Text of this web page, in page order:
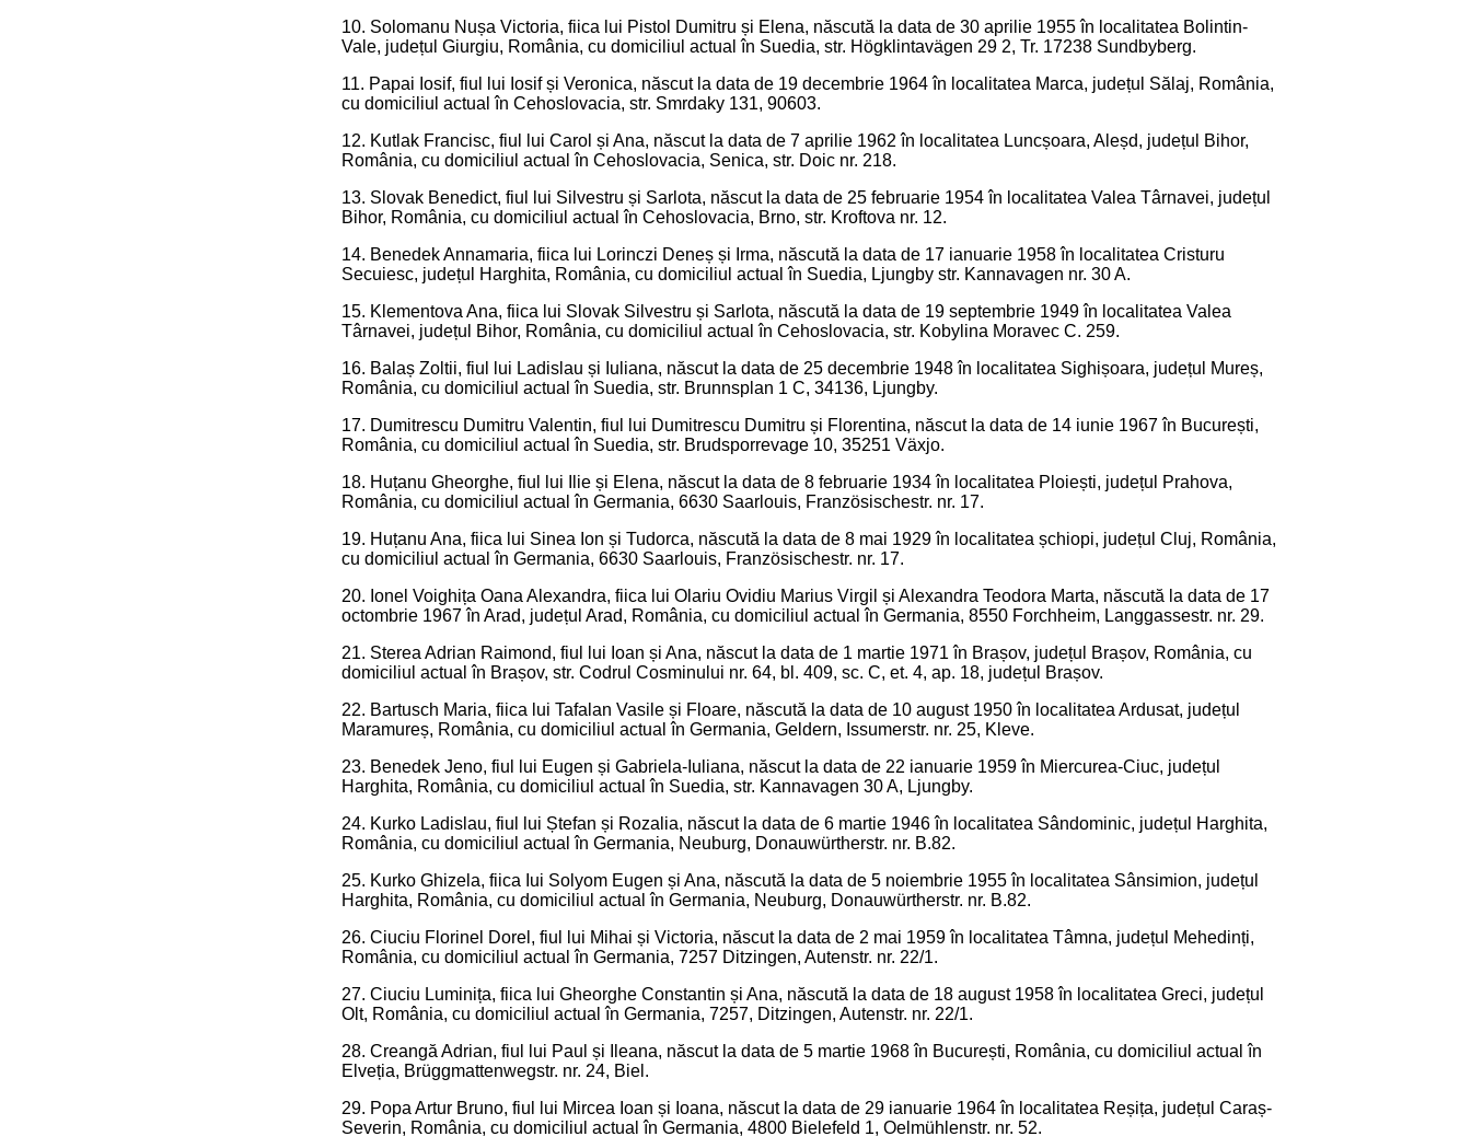
10. Solomanu Nușa Victoria, fiica lui Pistol Dumitru și Elena, născută la data de 30 aprilie 1955 în localitatea Bolintin-
Vale, județul Giurgiu, România, cu domiciliul actual în Suedia, str. Högklintavägen 29 2, Tr. 17238 Sundbyberg.
11. Papai Iosif, fiul lui Iosif și Veronica, născut la data de 19 decembrie 1964 în localitatea Marca, județul Sălaj, România,
cu domiciliul actual în Cehoslovacia, str. Smrdaky 131, 90603.
12. Kutlak Francisc, fiul lui Carol și Ana, născut la data de 7 aprilie 1962 în localitatea Luncșoara, Aleșd, județul Bihor,
România, cu domiciliul actual în Cehoslovacia, Senica, str. Doic nr. 218.
13. Slovak Benedict, fiul lui Silvestru și Sarlota, născut la data de 25 februarie 1954 în localitatea Valea Târnavei, județul
Bihor, România, cu domiciliul actual în Cehoslovacia, Brno, str. Kroftova nr. 12.
14. Benedek Annamaria, fiica lui Lorinczi Deneș și Irma, născută la data de 17 ianuarie 1958 în localitatea Cristuru
Secuiesc, județul Harghita, România, cu domiciliul actual în Suedia, Ljungby str. Kannavagen nr. 30 A.
15. Klementova Ana, fiica lui Slovak Silvestru și Sarlota, născută la data de 19 septembrie 1949 în localitatea Valea
Târnavei, județul Bihor, România, cu domiciliul actual în Cehoslovacia, str. Kobylina Moravec C. 259.
16. Balaș Zoltii, fiul lui Ladislau și Iuliana, născut la data de 25 decembrie 1948 în localitatea Sighișoara, județul Mureș,
România, cu domiciliul actual în Suedia, str. Brunnsplan 1 C, 34136, Ljungby.
17. Dumitrescu Dumitru Valentin, fiul lui Dumitrescu Dumitru și Florentina, născut la data de 14 iunie 1967 în București,
România, cu domiciliul actual în Suedia, str. Brudsporrevage 10, 35251 Växjo.
18. Huțanu Gheorghe, fiul lui Ilie și Elena, născut la data de 8 februarie 1934 în localitatea Ploiești, județul Prahova,
România, cu domiciliul actual în Germania, 6630 Saarlouis, Französischestr. nr. 17.
19. Huțanu Ana, fiica lui Sinea Ion și Tudorca, născută la data de 8 mai 1929 în localitatea șchiopi, județul Cluj, România,
cu domiciliul actual în Germania, 6630 Saarlouis, Französischestr. nr. 17.
20. Ionel Voighița Oana Alexandra, fiica lui Olariu Ovidiu Marius Virgil și Alexandra Teodora Marta, născută la data de 17
octombrie 1967 în Arad, județul Arad, România, cu domiciliul actual în Germania, 8550 Forchheim, Langgassestr. nr. 29.
21. Sterea Adrian Raimond, fiul lui Ioan și Ana, născut la data de 1 martie 1971 în Brașov, județul Brașov, România, cu
domiciliul actual în Brașov, str. Codrul Cosminului nr. 64, bl. 409, sc. C, et. 4, ap. 18, județul Brașov.
22. Bartusch Maria, fiica lui Tafalan Vasile și Floare, născută la data de 10 august 1950 în localitatea Ardusat, județul
Maramureș, România, cu domiciliul actual în Germania, Geldern, Issumerstr. nr. 25, Kleve.
23. Benedek Jeno, fiul lui Eugen și Gabriela-Iuliana, născut la data de 22 ianuarie 1959 în Miercurea-Ciuc, județul
Harghita, România, cu domiciliul actual în Suedia, str. Kannavagen 30 A, Ljungby.
24. Kurko Ladislau, fiul lui Ștefan și Rozalia, născut la data de 6 martie 1946 în localitatea Sândominic, județul Harghita,
România, cu domiciliul actual în Germania, Neuburg, Donauwürtherstr. nr. B.82.
25. Kurko Ghizela, fiica Iui Solyom Eugen și Ana, născută la data de 5 noiembrie 1955 în localitatea Sânsimion, județul
Harghita, România, cu domiciliul actual în Germania, Neuburg, Donauwürtherstr. nr. B.82.
26. Ciuciu Florinel Dorel, fiul lui Mihai și Victoria, născut la data de 2 mai 1959 în localitatea Tâmna, județul Mehedinți,
România, cu domiciliul actual în Germania, 7257 Ditzingen, Autenstr. nr. 22/1.
27. Ciuciu Luminița, fiica lui Gheorghe Constantin și Ana, născută la data de 18 august 1958 în localitatea Greci, județul
Olt, România, cu domiciliul actual în Germania, 7257, Ditzingen, Autenstr. nr. 22/1.
28. Creangă Adrian, fiul lui Paul și Ileana, născut la data de 5 martie 1968 în București, România, cu domiciliul actual în
Elveția, Brüggmattenwegstr. nr. 24, Biel.
29. Popa Artur Bruno, fiul lui Mircea Ioan și Ioana, născut la data de 29 ianuarie 1964 în localitatea Reșița, județul Caraș-
Severin, România, cu domiciliul actual în Germania, 4800 Bielefeld 1, Oelmühlenstr. nr. 52.